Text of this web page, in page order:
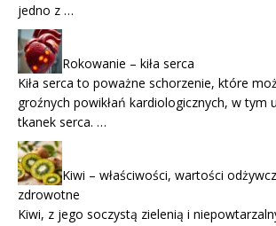
jedno z …
Rokowanie – kiła serca
Kiła serca to poważne schorzenie, które
groźnych powikłań kardiologicznych, w tym
tkanek serca. …
Kiwi – właściwości, wartości
zdrowotne
Kiwi, z jego soczystą zielenią i